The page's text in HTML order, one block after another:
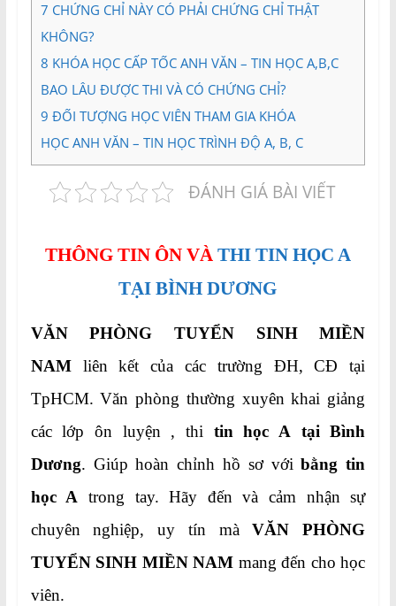
7 CHỨNG CHỈ NÀY CÓ PHẢI CHỨNG CHỈ THẬT
KHÔNG?
8 KHÓA HỌC CẤP TỐC ANH VĂN – TIN HỌC A,B,C
BAO LÂU ĐƯỢC THI VÀ CÓ CHỨNG CHỈ?
9 ĐỐI TƯỢNG HỌC VIÊN THAM GIA KHÓA
HỌC ANH VĂN – TIN HỌC TRÌNH ĐỘ A, B, C
ĐÁNH GIÁ BÀI VIẾT
THÔNG TIN ÔN VÀ THI TIN HỌC A
TẠI BÌNH DƯƠNG
VĂN PHÒNG TUYỂN SINH MIỀN
NAMliên kết của các trường ĐH, CĐ tại
TpHCM. Văn phòng thường xuyên khai giảng
các lớp ôn luyện , thi tin học A tại Bình
Dương. Giúp hoàn chỉnh hồ sơ vớibằng tin
học A trong tay. Hãy đến và cảm nhận sự
chuyên nghiệp, uy tín màVĂN PHÒNG
TUYỂN SINH MIỀN NAM mang đến cho học
viên.